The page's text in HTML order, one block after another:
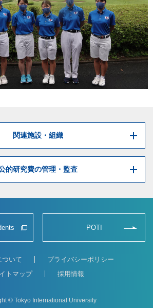
関連施設・組織
的研究費の管理・監査
POTI
ついて
プライバシーポリシー
トマップ
採用情報
© Tokyo International University